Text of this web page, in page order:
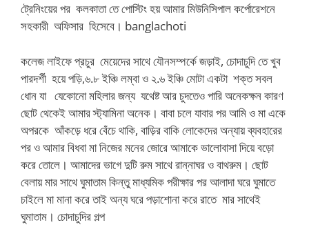
ট্রেনিংয়ের পর কলকাতা তে পোস্টিং হয় আমার মিউনিসিপাল কর্পোরেশনে
সহকারী অফিসার হিসেবে। banglachoti
কলেজ লাইফে প্রচুর মেয়েদের সাথে যৌনসম্পর্কে জড়াই, চোদাচুদি তে খুব
পারদর্শী হয়ে পড়ি,৬.৮ ইঞ্চি লম্বা ও ২.৬ ইঞ্চি মোটা একটা শক্ত সবল
ধোন যা যেকোনো মহিলার জন্য যথেষ্ট আর চুদতেও পারি অনেকক্ষন কারণ
ছোট থেকেই আমার স্ট্যামিনা অনেক। বাবা চলে যাবার পর আমি ও মা একে
অপরকে আঁকড়ে ধরে বেঁচে থাকি, বাড়ির বাকি লোকেদের অন্যায় ব্যবহারের
পর ও আমার বিধবা মা নিজের মনের জোরে আমাকে ভালোবাসা দিয়ে বড়ো
করে তোলে। আমাদের ভাগে দুটি রুম সাথে রান্নাঘর ও বাথরুম। ছোট
বেলায় মার সাথে ঘুমাতাম কিন্তু মাধ্যমিক পরীক্ষার পর আলাদা ঘরে ঘুমাতে
চাইলে মা মানা করে তাই অন্য ঘরে পড়াশোনা করে রাতে মার সাথেই
ঘুমাতাম। চোদাচুদির গল্প